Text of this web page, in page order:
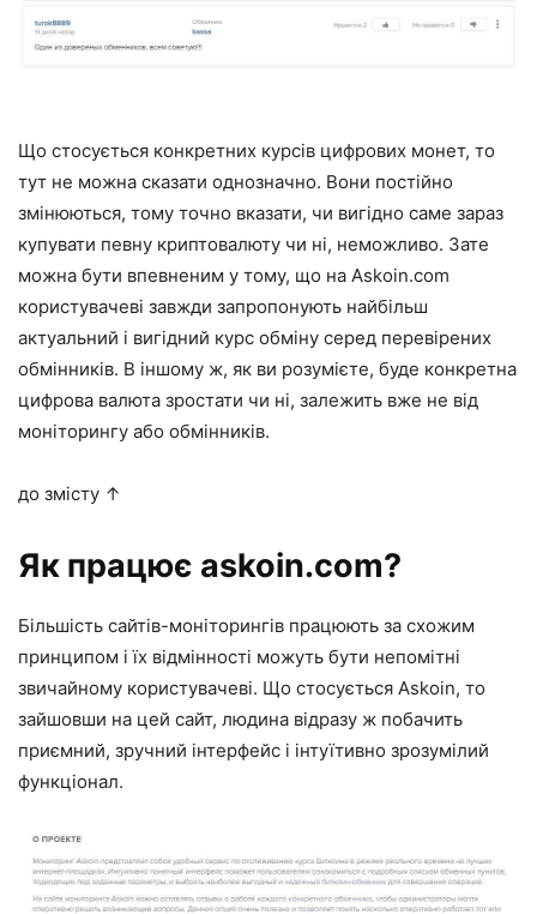
Що стосується конкретних курсів цифрових монет, то
тут не можна сказати однозначно. Вони постійно
змінюються, тому точно вказати, чи вигідно саме зараз
купувати певну криптовалюту чи ні, неможливо. Зате
можна бути впевненим у тому, що на Askoin.com
користувачеві завжди запропонують найбільш
актуальний і вигідний курс обміну серед перевірених
обмінників. В іншому ж, як ви розумієте, буде конкретна
цифрова валюта зростати чи ні, залежить вже не від
моніторингу або обмінників.
до змісту ↑
Як працює askoin.com?
Більшість сайтів-моніторингів працюють за схожим
принципом і їх відмінності можуть бути непомітні
звичайному користувачеві. Що стосується Askoin, то
зайшовши на цей сайт, людина відразу ж побачить
приємний, зручний інтерфейс і інтуїтивно зрозумілий
функціонал.